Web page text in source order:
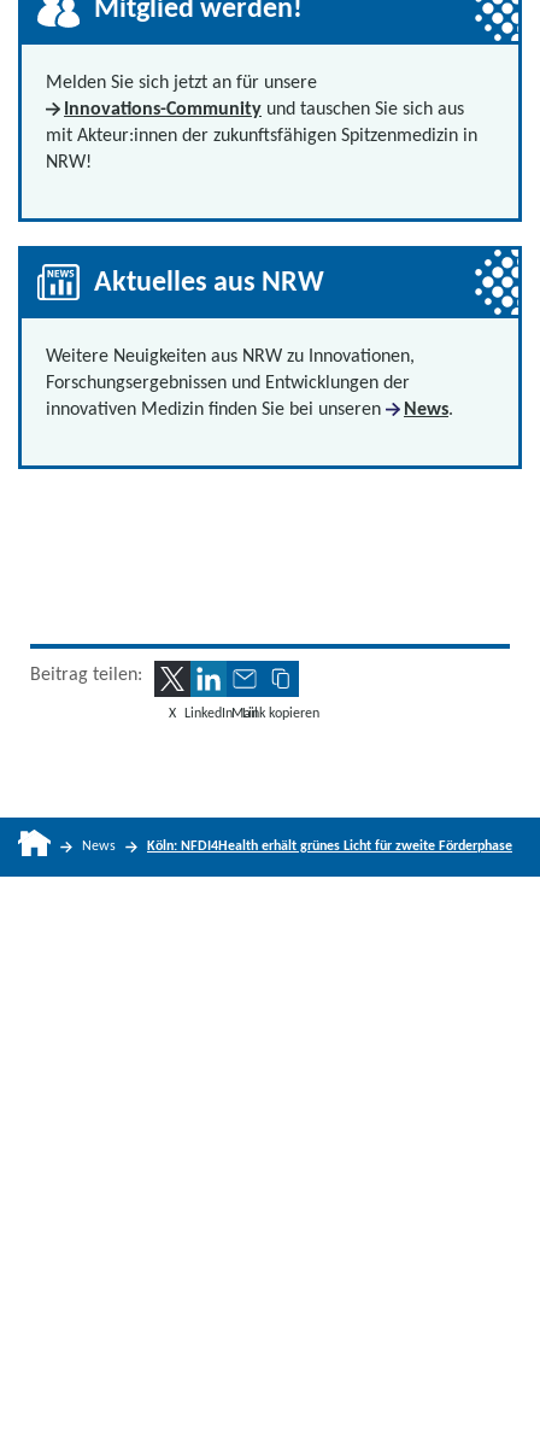
Melden Sie sich jetzt an für unsere
Innovations-Community und tauschen Sie sich aus
mit Akteur:innen der zukunftsfähigen Spitzenmedizin in
NRW!
Aktuelles aus NRW
Weitere Neuigkeiten aus NRW zu Innovationen,
Forschungsergebnissen und Entwicklungen der
innovativen Medizin finden Sie bei unseren
News.
Beitrag teilen:
X LinkedInMailLink kopieren
News Köln: NFDI4Health erhält grünes Licht für zweite Förderphase